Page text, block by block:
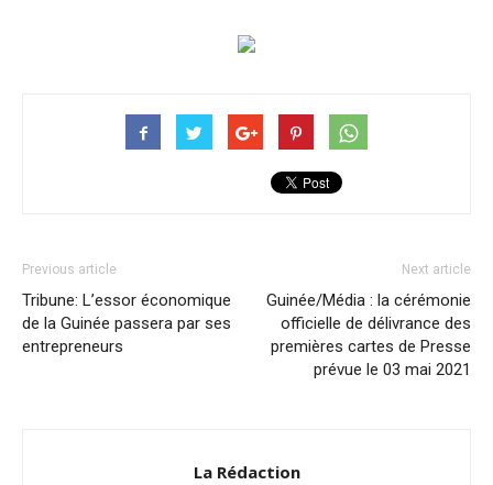
Previous article
Tribune: L’essor économique
de la Guinée passera par ses
entrepreneurs
Next article
Guinée/Média : la cérémonie
officielle de délivrance des
premières cartes de Presse
prévue le 03 mai 2021
La Rédaction